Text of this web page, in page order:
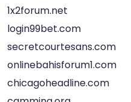
1x2forum.net
login99bet.com
secretcourtesans.com
onlinebahisforum1.com
chicagoheadline.com